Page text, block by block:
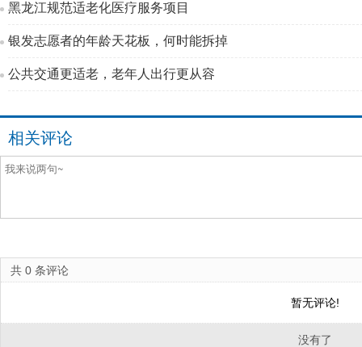
黑龙江规范适老化医疗服务项目
银发志愿者的年龄天花板，何时能拆掉
公共交通更适老，老年人出行更从容
相关评论
共 0 条评论
暂无评论!
没有了